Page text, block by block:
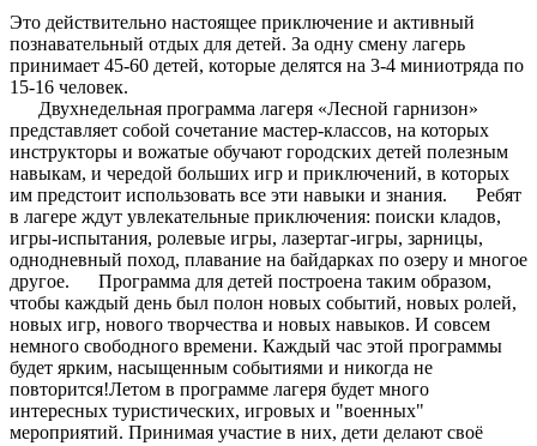
Это действительно настоящее приключение и активный
познавательный отдых для детей. За одну смену лагерь
принимает 45-60 детей, которые делятся на 3-4 миниотряда по
15-16 человек.
Двухнедельная программа лагеря «Лесной гарнизон»
представляет собой сочетание мастер-классов, на которых
инструкторы и вожатые обучают городских детей полезным
навыкам, и чередой больших игр и приключений, в которых
им предстоит использовать все эти навыки и знания. Ребят
в лагере ждут увлекательные приключения: поиски кладов,
игры-испытания, ролевые игры, лазертаг-игры, зарницы,
однодневный поход, плавание на байдарках по озеру и многое
другое. Программа для детей построена таким образом,
чтобы каждый день был полон новых событий, новых ролей,
новых игр, нового творчества и новых навыков. И совсем
немного свободного времени. Каждый час этой программы
будет ярким, насыщенным событиями и никогда не
повторится!Летом в программе лагеря будет много
интересных туристических, игровых и "военных"
мероприятий. Принимая участие в них, дети делают своё